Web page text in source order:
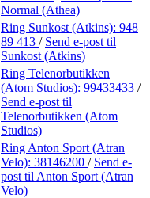
Normal (Athea)
Ring Sunkost (Atkins): 948
89 413 / Send e-post til
Sunkost (Atkins)
Ring Telenorbutikken
(Atom Studios): 99433433 /
Send e-post til
Telenorbutikken (Atom
Studios)
Ring Anton Sport (Atran
Velo): 38146200 / Send e-
post til Anton Sport (Atran
Velo)